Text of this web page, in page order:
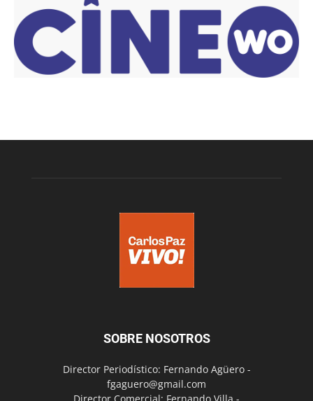
SOBRE NOSOTROS
Director Periodístico: Fernando Agüero -
fgaguero@gmail.com